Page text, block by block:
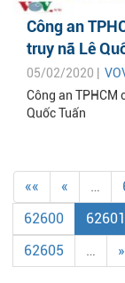
Công an
truy nã Lê
05/02/2020 |
Công an TPHCM
Quốc Tuấn
«« « …
62600
62601
62605
… »